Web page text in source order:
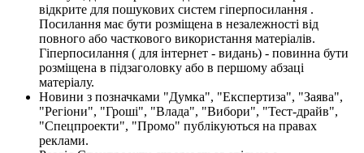
відкрите для пошукових систем гіперпосилання .
Посилання має бути розміщена в незалежності від
повного або часткового використання матеріалів.
Гіперпосилання ( для інтернет - видань) - повинна бути
розміщена в підзаголовку або в першому абзаці
матеріалу.
Новини з позначками "Думка", "Експертиза", "Заява",
"Регіони", "Гроші", "Влада", "Вибори", "Тест-драйв",
"Спецпроекти", "Промо" публікуються на правах
реклами.